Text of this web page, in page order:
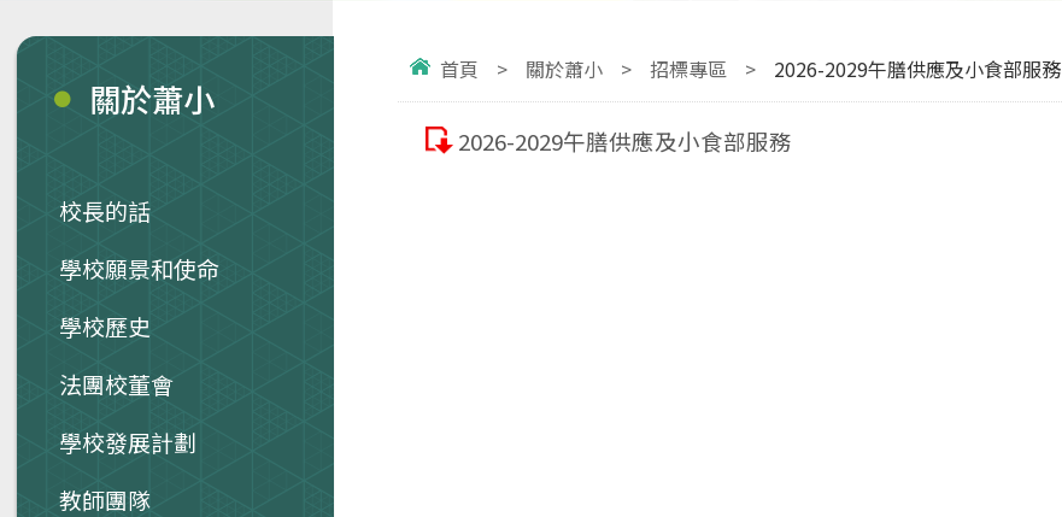
首頁 > 關於蕭小 > 招標專區 > 2026-2029午膳供應及小食部服務
2026-2029午膳供應及小食部服務
關於蕭小
校長的話
學校願景和使命
學校歷史
法團校董會
學校發展計劃
教師團隊